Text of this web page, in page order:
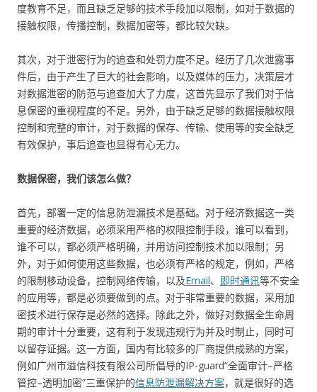
度教育不足，而且缺乏足够的技术手段加以限制，如对于数据的
接触权限，传播控制，数据加密等，都比较欠缺。
其次，对于泄密行为的追查和处罚力度不足。经历了几次泄露事
件后，由于产生了巨大的社会影响，以及媒体的压力，决策层才
对数据泄密的防范与追查加大了力度，这首先显示了我们对于信
息保密的重视程度的不足。另外，由于缺乏足够的数据接触权限
控制和完整的审计，对于数据的保存、传输、使用等的安全缺乏
有效保护，事后追查也显得有心无力。
数据保密，我们该怎么做？
首先，部署一定的信息防泄漏技术是基础。对于经济数据这一类
重要的经济数据，必须采用严格的权限控制手段，谁可以看到，
谁不可以，都必须严格明确，并用访问控制技术加以限制；另
外，对于如何使用这些数据，也必须有严格的规定，例如，严格
的限制移动设备，控制网络传输，以及Email、 即时通讯等不安全
的应用等，都是必须要做到的点。对于非常重要的数据，采用加
密技术进行保存是必然的选择。除此之外，做好对数据全生命周
期的审计十分重要，这有利于发现违规行为并及时制止，同时可
以留存证据。这一方面，国内有比较多的厂商提供成熟的方案，
例如广州市溢信科技有限公司所倡导的IP-guard“全面审计–严格
管控–透明加密”三重保护的信息防泄漏解决方案，就是很好的选